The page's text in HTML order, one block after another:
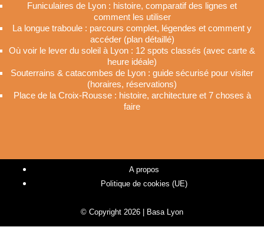
Funiculaires de Lyon : histoire, comparatif des lignes et
comment les utiliser
La longue traboule : parcours complet, légendes et comment y
accéder (plan détaillé)
Où voir le lever du soleil à Lyon : 12 spots classés (avec carte &
heure idéale)
Souterrains & catacombes de Lyon : guide sécurisé pour visiter
(horaires, réservations)
Place de la Croix-Rousse : histoire, architecture et 7 choses à
faire
A propos
Politique de cookies (UE)
© Copyright 2026 | Basa Lyon